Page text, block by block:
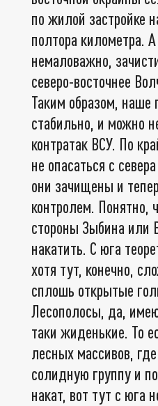
по жилой застройке
полтора километра.
немаловажно,
северо-восточнее
Таким образом, наше
стабильно, и можно
контратак ВСУ. По
не опасаться с
они зачищены и
контролем. Понятно,
стороны Зыбина или
накатить. С юга
хотя тут, конечно,
сплошь открытые
Лесополосы, да,
таки жиденькие. То
лесных массивов,
солидную группу и
накат, вот тут с юга